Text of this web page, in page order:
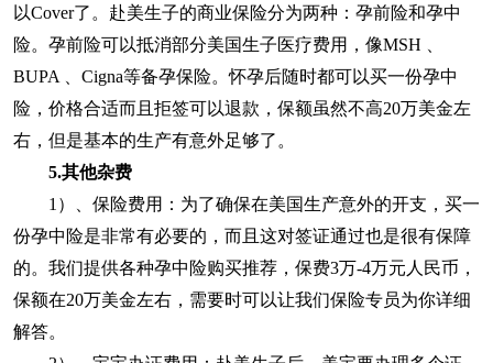
以Cover了。赴美生子的商业保险分为两种：孕前险和孕中
险。孕前险可以抵消部分美国生子医疗费用，像MSH 、
BUPA 、Cigna等备孕保险。怀孕后随时都可以买一份孕中
险，价格合适而且拒签可以退款，保额虽然不高20万美金左
右，但是基本的生产有意外足够了。
5.其他杂费
1）、保险费用：为了确保在美国生产意外的开支，买一
份孕中险是非常有必要的，而且这对签证通过也是很有保障
的。我们提供各种孕中险购买推荐，保费3万-4万元人民币，
保额在20万美金左右，需要时可以让我们保险专员为你详细
解答。